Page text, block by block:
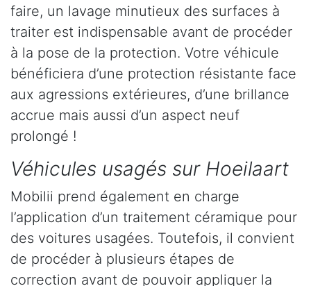
faire, un lavage minutieux des surfaces à
traiter est indispensable avant de procéder
à la pose de la protection. Votre véhicule
bénéficiera d’une protection résistante face
aux agressions extérieures, d’une brillance
accrue mais aussi d’un aspect neuf
prolongé !
Véhicules usagés sur Hoeilaart
Mobilii prend également en charge
l’application d’un traitement céramique pour
des voitures usagées. Toutefois, il convient
de procéder à plusieurs étapes de
correction avant de pouvoir appliquer la